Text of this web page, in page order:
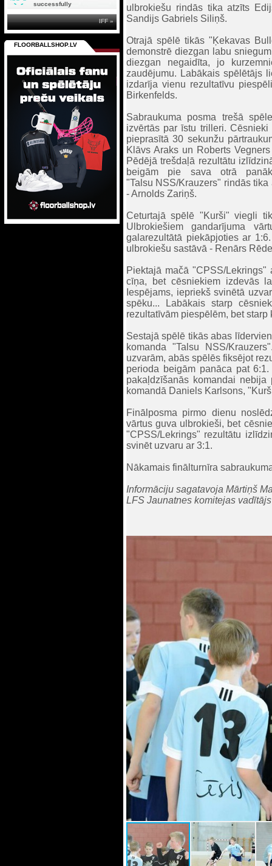
ulbrokiešu rindās tika atzīts
Sandijs Gabriels Siliņš.
Otrajā spēlē tikās "Ķekavas
demonstrē diezgan labu
diezgan negaidīta, jo
zaudējumu. Labākais spēlētājs
izdarīja vienu rezultatīvu
Birkenfelds.
Sabraukuma posma trešā
izvērtās par īstu trilleri.
pieprasītā 30 sekunžu
Klāvs Araks un Roberts
Pēdējā trešdaļā rezultātu
beigām pie sava otrā
"Talsu NSS/Krauzers" rindās
- Arnolds Zariņš.
Ceturtajā spēlē "Kurši" viegli
Ulbrokiešiem gandarījuma
galarezultātā piekāpjoties ar
ulbrokiešu sastāvā - Renārs
Piektajā mačā "CPSS/
cīņa, bet cēsniekiem izdevās
Iespējams, iepriekš svinētā
spēku... Labākais starp
rezultatīvām piespēlēm, bet
Sestajā spēlē tikās abas
komanda "Talsu NSS/
uzvarām, abās spēlēs fiksējot
perioda beigām panāca pat
pakaļdzīšanās komandai
komandā Daniels Karlsons,
Finālposma pirmo dienu
vārtus guva ulbrokieši, bet
"CPSS/Lekrings" rezultātu
svinēt uzvaru ar 3:1.
Nākamais finālturnīra
Informāciju sagatavoja Mārtiņš
LFS Jaunatnes komitejas vadītājs
successfully
IFF »
FLOORBALLSHOP.LV